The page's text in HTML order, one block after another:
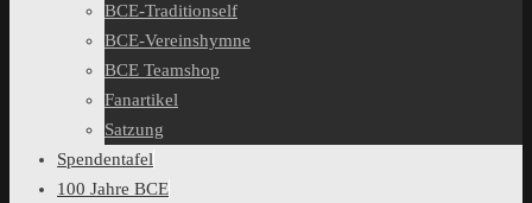
BCE-Traditionself
BCE-Vereinshymne
BCE Teamshop
Fanartikel
Satzung
Spendentafel
100 Jahre BCE